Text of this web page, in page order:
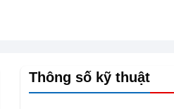
Thông số kỹ thuật